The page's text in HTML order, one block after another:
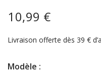
10,99 €
Livraison offerte dès 39 €
Modèle :